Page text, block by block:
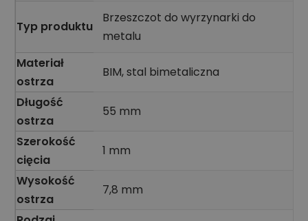
Typ produktu
Brzeszczot do wyrzynarki do
metalu
Materiał
ostrza
BIM, stal bimetaliczna
Długość
ostrza
55 mm
Szerokość
cięcia
1 mm
Wysokość
ostrza
7,8 mm